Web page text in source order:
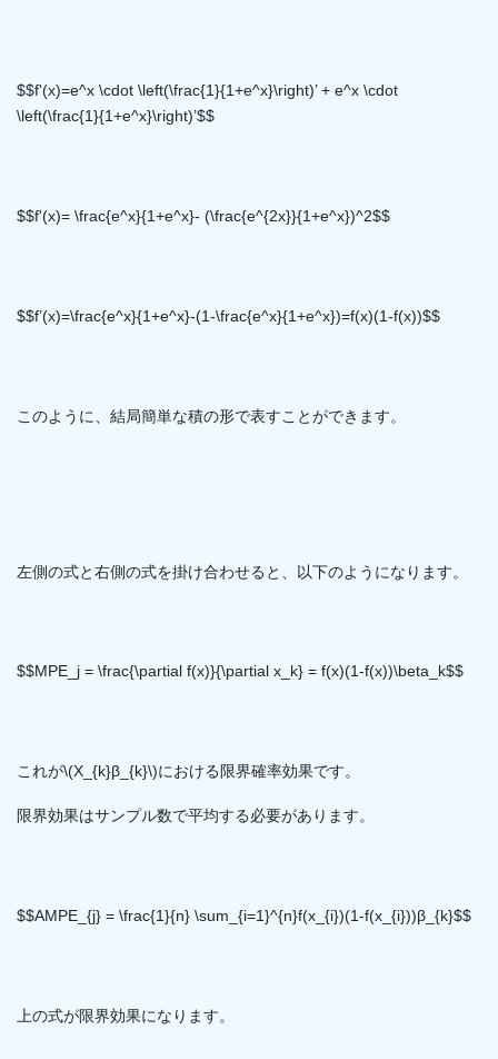
$$f'(x)=e^x \cdot \left(\frac{1}{1+e^x}\right)’ + e^x \cdot
\left(\frac{1}{1+e^x}\right)’$$
$$f'(x)= \frac{e^x}{1+e^x}- (\frac{e^{2x}}{1+e^x})^2$$
$$f’(x)=\frac{e^x}{1+e^x}-(1-\frac{e^x}{1+e^x})=f(x)(1-f(x))$$
このように、結局簡単な積の形で表すことができます。
左側の式と右側の式を掛け合わせると、以下のようになります。
$$MPE_j = \frac{\partial f(x)}{\partial x_k} = f(x)(1-f(x))\beta_k$$
これが\(X_{k}β_{k}\)における限界確率効果です。
限界効果はサンプル数で平均する必要があります。
$$AMPE_{j} = \frac{1}{n} \sum_{i=1}^{n}f(x_{i})(1-f(x_{i}))β_{k}$$
上の式が限界効果になります。